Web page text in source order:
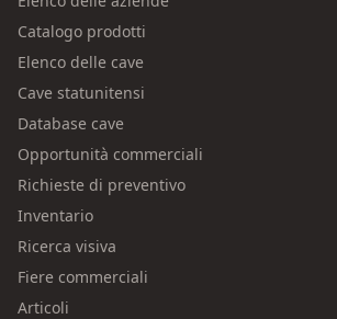
Catalogo prodotti
Elenco delle cave
Cave statunitensi
Database cave
Opportunità commerciali
Richieste di preventivo
Inventario
Ricerca visiva
Fiere commerciali
Articoli